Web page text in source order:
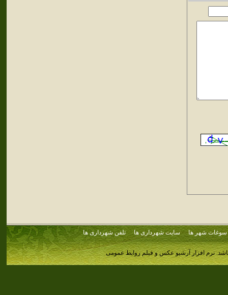
سوغات شهر ها سایت شهرداری ها تلفن شهرداری ها
نرم افزار آرشیو عکس و فیلم روابط عمومی